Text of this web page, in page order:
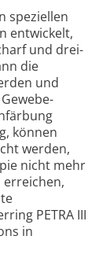
speziellen
entwickelt,
und drei­
die
und
können
werden,
nicht mehr
erreichen,
PETRA III
in